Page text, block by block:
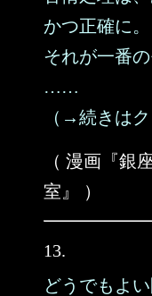
かつ正確に。
それが一番の
……
（→続きはク
（ 漫画『銀
室』 ）
13.
どうでもよ